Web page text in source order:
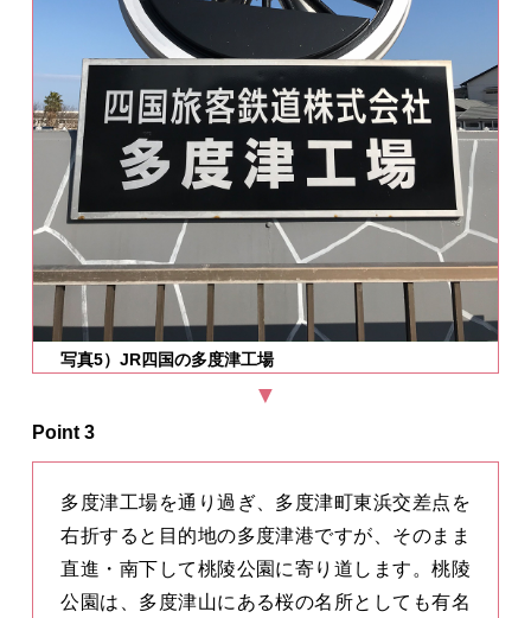
写真5）JR四国の多度津工場
Point 3
多度津工場を通り過ぎ、多度津町東浜交差点を
右折すると目的地の多度津港ですが、そのまま
直進・南下して桃陵公園に寄り道します。桃陵
公園は、多度津山にある桜の名所としても有名